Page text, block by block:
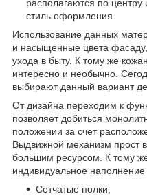
располагаются по
стиль оформления.
Использование данных
и насыщенные цвета
ухода в быту. К тому же
интересно и необычно.
выбирают данный вариант
От дизайна переходим к
позволяет добиться
положении за счет
Выдвижной механизм прост
большим ресурсом. К тому
индивидуальное наполнение
Сетчатые полки;